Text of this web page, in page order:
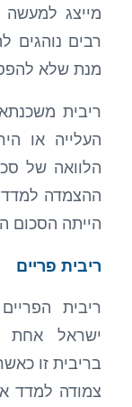
מייצג
רבים נוהגים
מנת שלא
ריבית
העלייה או
הלוואה של
ההצמדה למדד
הייתה הסכום
ריבית פריים
ריבית
ישראל אחת
בריבית זו
צמודה למדד